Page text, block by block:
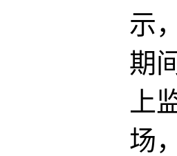
示
期
上
场